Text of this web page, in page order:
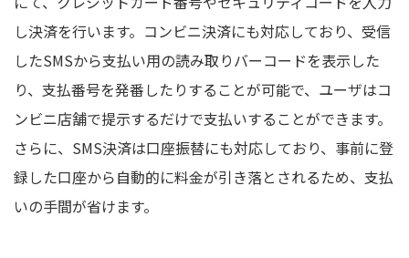
し決済を行います。コンビニ決済にも対応しており、受信
したSMSから支払い用の読み取りバーコードを表示した
り、支払番号を発番したりすることが可能で、ユーザはコ
ンビニ店舗で提示するだけで支払いすることができます。
さらに、SMS決済は口座振替にも対応しており、事前に登
録した口座から自動的に料金が引き落とされるため、支払
いの手間が省けます。